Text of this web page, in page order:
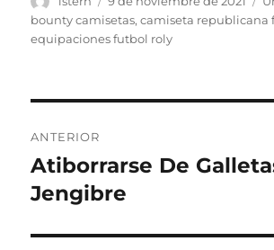
el
bounty camisetas,camiseta republicana
equipaciones futbol roly
de
entradas
ANTERIOR
Entrada
anterior:
Atiborrarse De
Jengibre